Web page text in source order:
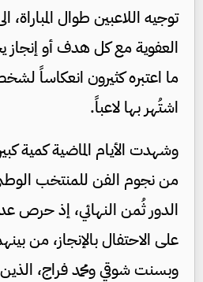
توجيه اللاعبين طوال المباراة،
العفوية مع كل هدف أو إنجاز
ما اعتبره كثيرون انعكاساً
اشتُهر بها لاعباً.
وشهدت الأيام الماضية كمية
من نجوم الفن للمنتخب
الدور ثُمن النهائي، إذ حرص
على الاحتفال بالإنجاز، من
وبسنت شوقي ومحمد فراج،